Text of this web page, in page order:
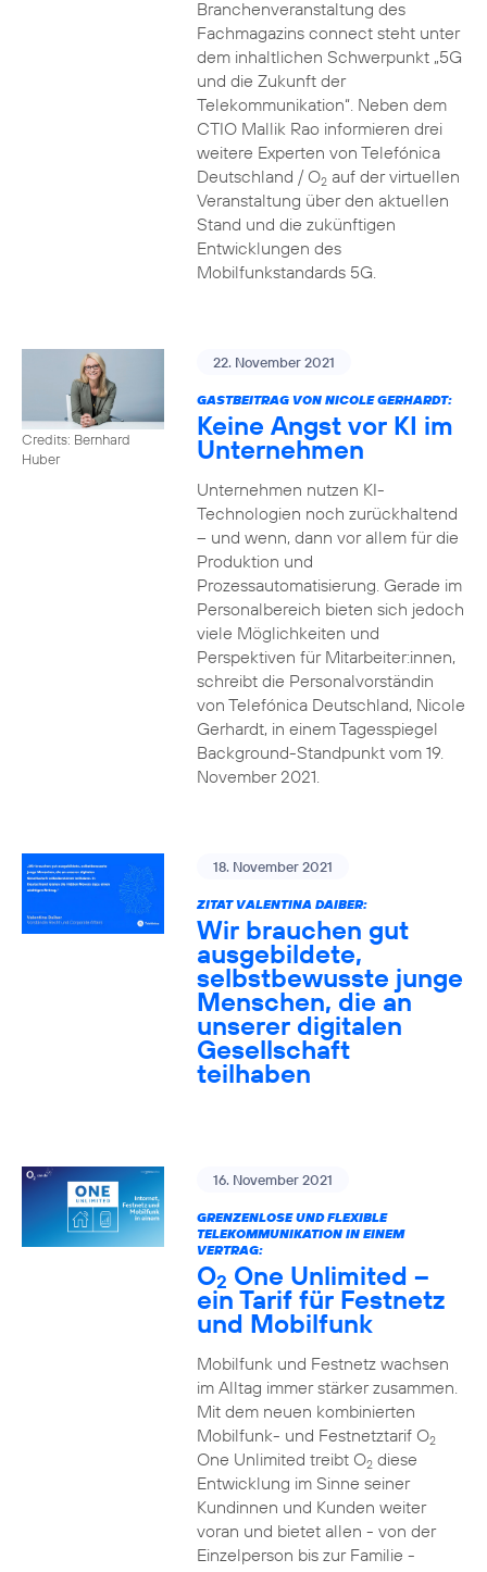
Branchenveranstaltung des
Fachmagazins connect steht unter
dem inhaltlichen Schwerpunkt „5G
und die Zukunft der
Telekommunikation“. Neben dem
CTIO Mallik Rao informieren drei
weitere Experten von Telefónica
Deutschland / O2auf der virtuellen
Veranstaltung über den aktuellen
Stand und die zukünftigen
Entwicklungen des
Mobilfunkstandards 5G.
Credits: Bernhard
Huber
22. November 2021
GASTBEITRAG VON NICOLE GERHARDT:
Keine Angst vor KI im
Unternehmen
Unternehmen nutzen KI-
Technologien noch zurückhaltend
– und wenn, dann vor allem für die
Produktion und
Prozessautomatisierung. Gerade im
Personalbereich bieten sich jedoch
viele Möglichkeiten und
Perspektiven für Mitarbeiter:innen,
schreibt die Personalvorständin
von Telefónica Deutschland, Nicole
Gerhardt, in einem Tagesspiegel
Background-Standpunkt vom 19.
November 2021.
18. November 2021
ZITAT VALENTINA DAIBER:
Wir brauchen gut
ausgebildete,
selbstbewusste junge
Menschen, die an
unserer digitalen
Gesellschaft
teilhaben
16. November 2021
GRENZENLOSE UND FLEXIBLE
TELEKOMMUNIKATION IN EINEM
VERTRAG:
O2 One Unlimited –
ein Tarif für Festnetz
und Mobilfunk
Mobilfunk und Festnetz wachsen
im Alltag immer stärker zusammen.
Mit dem neuen kombinierten
Mobilfunk- und Festnetztarif O2
One Unlimited treibt O2diese
Entwicklung im Sinne seiner
Kundinnen und Kunden weiter
voran und bietet allen - von der
Einzelperson bis zur Familie -